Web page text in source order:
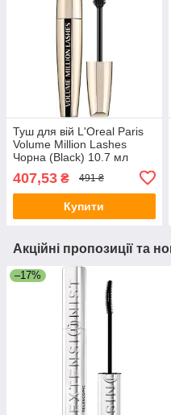
Туш для вій L'Oreal Paris
Volume Million Lashes
Чорна (Black) 10.7 мл
407,53 ₴ 491 ₴
Купити
Акційні пропозиції та
–17%